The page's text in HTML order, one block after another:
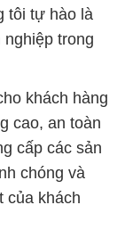
tôi tự hào là
trong
khách hàng
cao, an toàn
cấp các sản
chóng và
của khách